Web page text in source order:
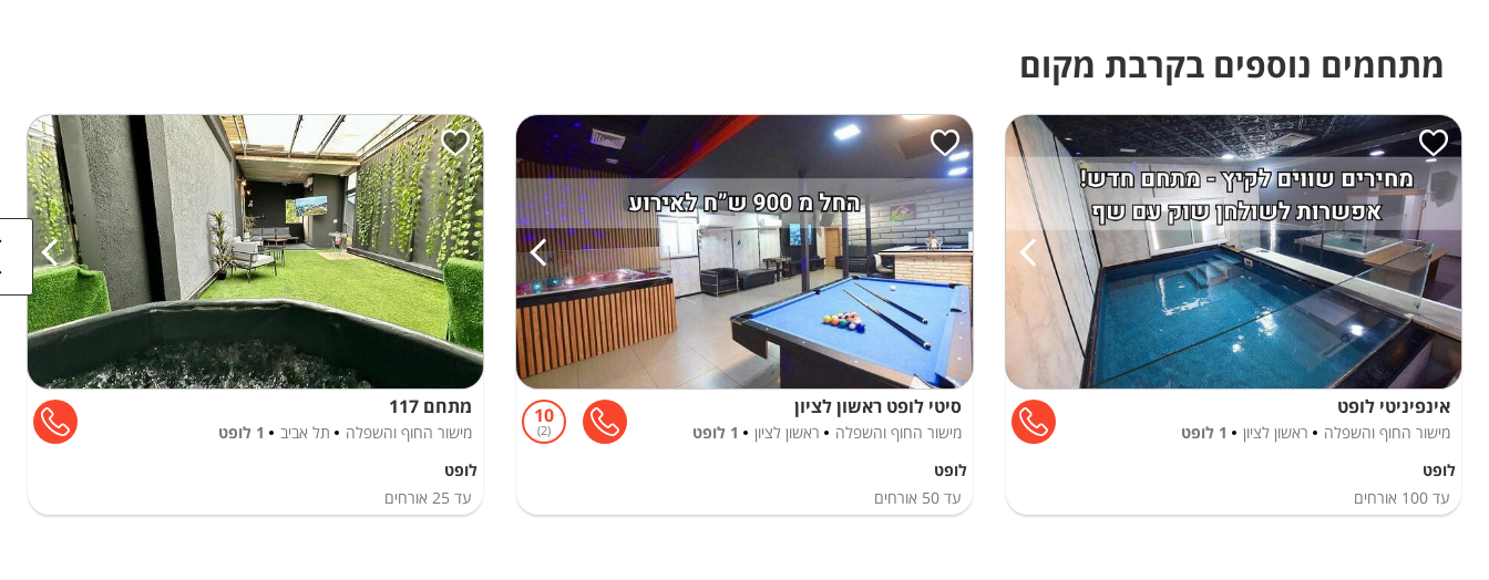
מתחמים נוספים בקרבת מקום
אינפיניטי לופט
מישור החוף והשפלה ראשון לציון
1 לופט
לופט
עד 100 אורחים
סיטי לופט ראשון לציון
מישור החוף והשפלה ראשון לציון 1 לופט
10
2
לופט
עד50 אורחים
מתחם 117
מישור החוף והשפלה תל אביב
1 לופט
לופט
עד 25אורחים